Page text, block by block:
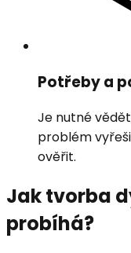
Potřeby a
Je nutné
problém
ověřit.
Jak tvorba
probíhá?